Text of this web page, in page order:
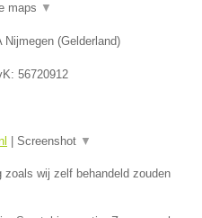
maps ▼
Nijmegen (Gelderland)
56720912
Screenshot ▼
zoals wij zelf behandeld zouden